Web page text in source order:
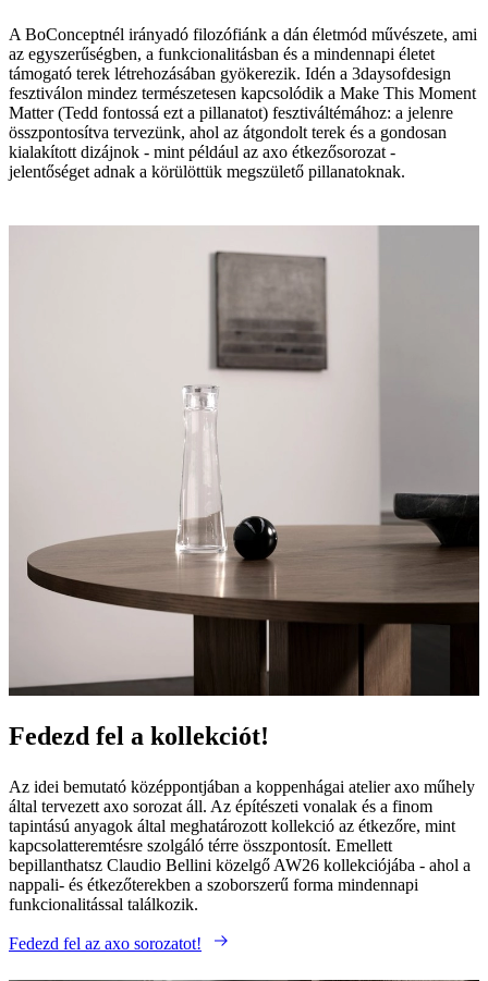
A BoConceptnél irányadó filozófiánk a dán életmód művészete, ami
az egyszerűségben, a funkcionalitásban és a mindennapi életet
támogató terek létrehozásában gyökerezik. Idén a 3daysofdesign
fesztiválon mindez természetesen kapcsolódik a Make This Moment
Matter (Tedd fontossá ezt a pillanatot) fesztiváltémához: a jelenre
összpontosítva tervezünk, ahol az átgondolt terek és a gondosan
kialakított dizájnok - mint például az axo étkezősorozat -
jelentőséget adnak a körülöttük megszülető pillanatoknak.
Fedezd fel a kollekciót!
Az idei bemutató középpontjában a koppenhágai atelier axo műhely
által tervezett axo sorozat áll. Az építészeti vonalak és a finom
tapintású anyagok által meghatározott kollekció az étkezőre, mint
kapcsolatteremtésre szolgáló térre összpontosít. Emellett
bepillanthatsz Claudio Bellini közelgő AW26 kollekciójába - ahol a
nappali- és étkezőterekben a szoborszerű forma mindennapi
funkcionalitással találkozik.
Fedezd fel az axo sorozatot!